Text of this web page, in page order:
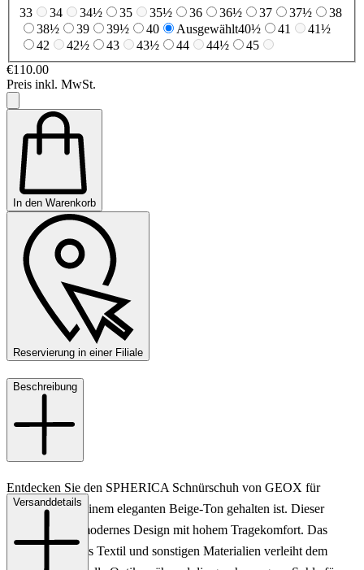
33
34 34½ 35 35½ 36 36½ 37 37½
38
38½
39 39½ 40 Ausgewählt40½ 41
41½
42
42½ 43 43½ 44 44½
45
€110.00
Preis inkl. MwSt.
In den Warenkorb
Reservierung in einer Filiale
Beschreibung
Entdecken Sie den SPHERICA Schnürschuh von GEOX für
Damen, der in einem eleganten Beige-Ton gehalten ist. Dieser
Schuh vereint modernes Design mit hohem Tragekomfort. Das
Obermaterial aus Textil und sonstigen Materialien verleiht dem
Versanddetails